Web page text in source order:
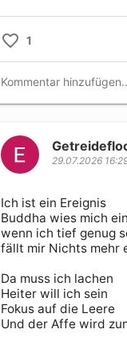
1
29.07.2026
Ich ist ein Ereignis
Buddha wies mich ein
wenn ich tief genug
fällt mir Nichts mehr
Da muss ich lachen
Heiter will ich sein
Fokus auf die Leere
Und der Affe wird